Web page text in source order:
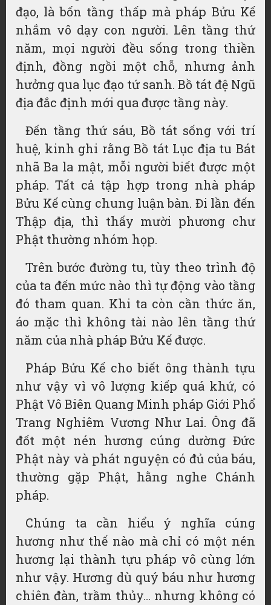
đạo, là bốn tầng thấp mà pháp Bửu Kế
nhắm vô dạy con người. Lên tầng thứ
năm, mọi người đều sống trong thiền
định, đồng ngồi một chỗ, nhưng ảnh
hưởng qua lục đạo tứ sanh. Bồ tát đệ Ngũ
địa đắc định mới qua được tầng này.
Đến tầng thứ sáu, Bồ tát sống với trí
huệ, kinh ghi rằng Bồ tát Lục địa tu Bát
nhã Ba la mật, mỗi người biết được một
pháp. Tất cả tập hợp trong nhà pháp
Bửu Kế cùng chung luận bàn. Đi lần đến
Thập địa, thì thấy mười phương chư
Phật thường nhóm họp.
Trên bước đường tu, tùy theo trình độ
của ta đến mức nào thì tự động vào tầng
đó tham quan. Khi ta còn cần thức ăn,
áo mặc thì không tài nào lên tầng thứ
năm của nhà pháp Bửu Kế được.
Pháp Bửu Kế cho biết ông thành tựu
như vậy vì vô lượng kiếp quá khứ, có
Phật Vô Biên Quang Minh pháp Giới Phổ
Trang Nghiêm Vương Như Lai. Ông đã
đốt một nén hương cúng dường Đức
Phật này và phát nguyện có đủ của báu,
thường gặp Phật, hằng nghe Chánh
pháp.
Chúng ta cần hiểu ý nghĩa cúng
hương như thế nào mà chỉ có một nén
hương lại thành tựu pháp vô cùng lớn
như vậy. Hương dù quý báu như hương
chiên đàn, trầm thủy… nhưng không có